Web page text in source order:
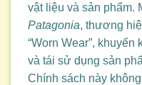
vật liệu và sản phẩm.
Patagonia, thương
“Worn Wear”,
và tái sử dụng sản
Chính sách này